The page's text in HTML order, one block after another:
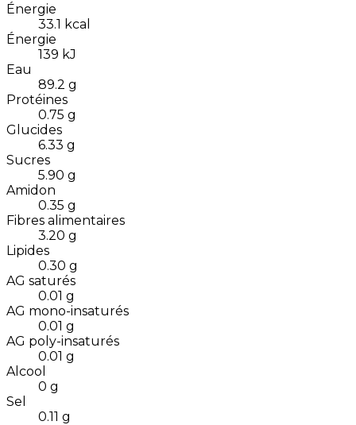
Énergie
33.1 kcal
Énergie
139 kJ
Eau
89.2 g
Protéines
0.75 g
Glucides
6.33 g
Sucres
5.90 g
Amidon
0.35 g
Fibres alimentaires
3.20 g
Lipides
0.30 g
AG saturés
0.01 g
AG mono-insaturés
0.01 g
AG poly-insaturés
0.01 g
Alcool
0 g
Sel
0.11 g